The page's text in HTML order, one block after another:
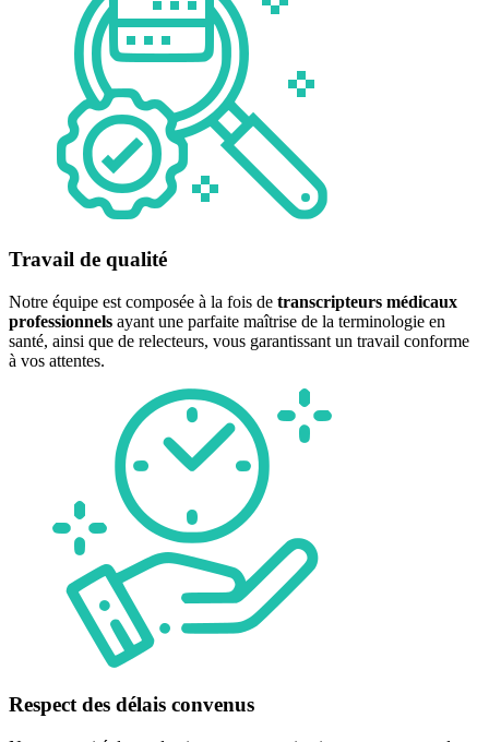
Travail de qualité
Notre équipe est composée à la fois de transcripteurs médicaux
professionnels ayant une parfaite maîtrise de la terminologie en
santé, ainsi que de relecteurs, vous garantissant un travail conforme
à vos attentes.
Respect des délais convenus